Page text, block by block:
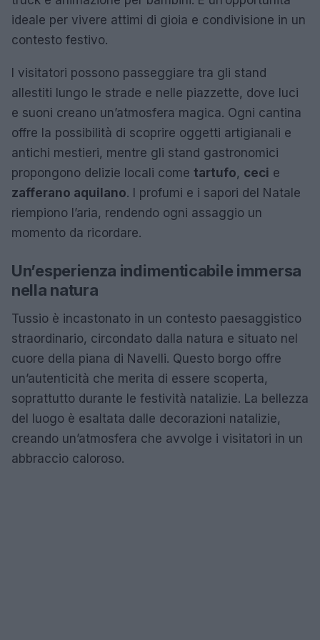
ideale per vivere attimi di gioia e condivisione in un
contesto festivo.
I visitatori possono passeggiare tra gli stand
allestiti lungo le strade e nelle piazzette, dove luci
e suoni creano un’atmosfera magica. Ogni cantina
offre la possibilità di scoprire oggetti artigianali e
antichi mestieri, mentre gli stand gastronomici
propongono delizie locali come tartufo, ceci e
zafferano aquilano. I profumi e i sapori del Natale
riempiono l’aria, rendendo ogni assaggio un
momento da ricordare.
Un’esperienza indimenticabile immersa
nella natura
Tussio è incastonato in un contesto paesaggistico
straordinario, circondato dalla natura e situato nel
cuore della piana di Navelli. Questo borgo offre
un’autenticità che merita di essere scoperta,
soprattutto durante le festività natalizie. La bellezza
del luogo è esaltata dalle decorazioni natalizie,
creando un’atmosfera che avvolge i visitatori in un
abbraccio caloroso.